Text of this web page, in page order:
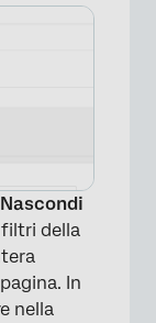
Nascondi
filtri della
In
nella